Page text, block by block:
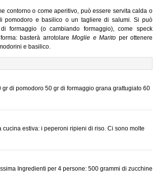
contorno o come aperitivo, può essere servita calda o
pomodoro e basilico o un tagliere di salumi. Si può
formaggio (o cambiando formaggio), come speck
basterà arrotolare Moglie e Marito per ottenere
e basilico.
di pomodoro 50 gr di formaggio grana grattugiato 60
estiva: i peperoni ripieni di riso. Ci sono molte
Ingredienti per 4 persone: 500 grammi di zucchine